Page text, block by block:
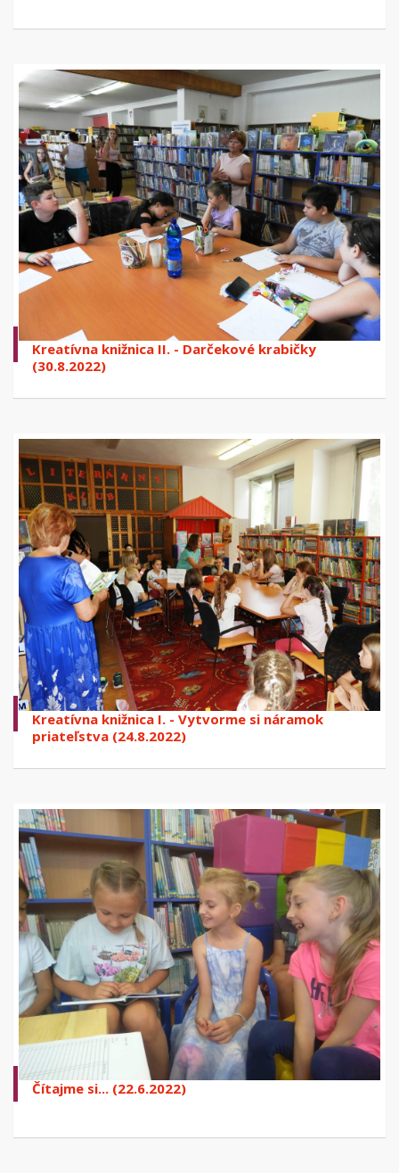
Kreatívna knižnica II. - Darčekové krabičky
(30.8.2022)
Kreatívna knižnica I. - Vytvorme si náramok
priateľstva (24.8.2022)
Čítajme si... (22.6.2022)